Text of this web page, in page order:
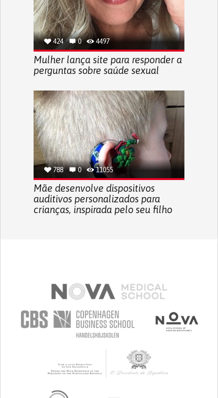
424 0 4497
Mulher lança site para responder a
perguntas sobre saúde sexual
788 0 11055
Mãe desenvolve dispositivos
auditivos personalizados para
crianças, inspirada pelo seu filho